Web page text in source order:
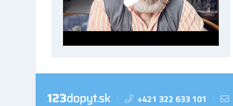
+421 322 633 101